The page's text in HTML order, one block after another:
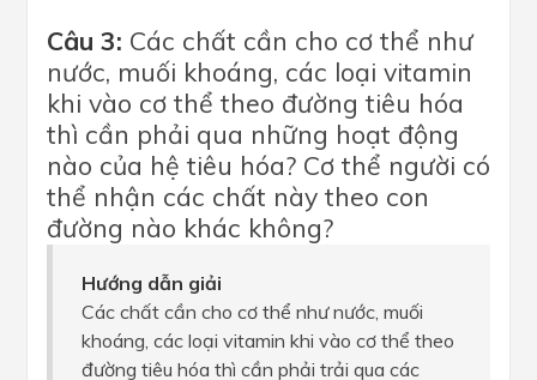
Câu 3: Các chất cần cho cơ thể như
nước, muối khoáng, các loại vitamin
khi vào cơ thể theo đường tiêu hóa
thì cần phải qua những hoạt động
nào của hệ tiêu hóa? Cơ thể người có
thể nhận các chất này theo con
đường nào khác không?
Hướng dẫn giải
Các chất cần cho cơ thể như nước, muối
khoáng, các loại vitamin khi vào cơ thể theo
đường tiêu hóa thì cần phải trải qua các